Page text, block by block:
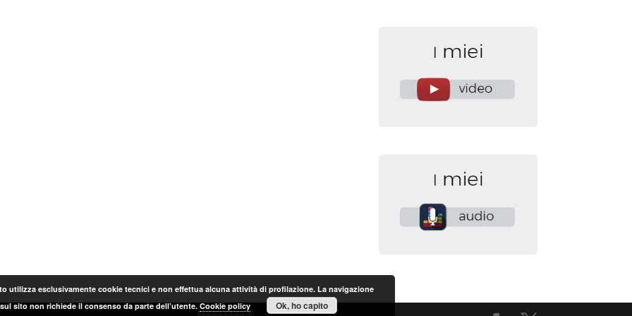
utilizza esclusivamente cookie tecnici e non effettua alcuna attività di profilazione. La navigazione
sul sito non richiede il consenso da parte dell’utente.Cookie policy Ok, ho capito